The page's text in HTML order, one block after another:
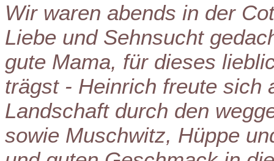
Wir waren abends in der
Liebe und Sehnsucht
gute Mama, für dieses
trägst - Heinrich freute sich
Landschaft durch den
sowie Muschwitz, Hüppe